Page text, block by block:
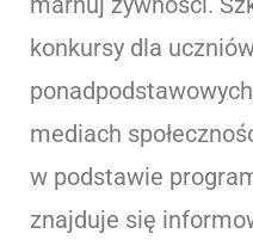
konkursy dla
mediach
w podstawie
znajduje się